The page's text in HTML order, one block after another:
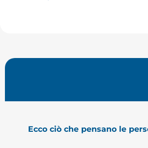
Ecco ciò che pensano le